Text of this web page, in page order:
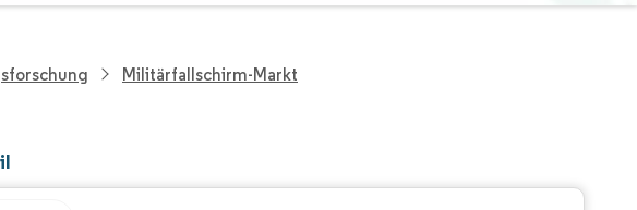
Militärfallschirm-Markt